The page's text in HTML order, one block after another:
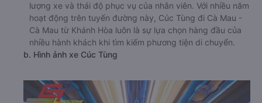
lượng xe và thái độ phục vụ của nhân viên. Với nhiều năm
hoạt động trên tuyến đường này, Cúc Tùng đi Cà Mau -
Cà Mau từ Khánh Hòa luôn là sự lựa chọn hàng đầu của
nhiều hành khách khi tìm kiếm phương tiện di chuyển.
b. Hình ảnh xe Cúc Tùng